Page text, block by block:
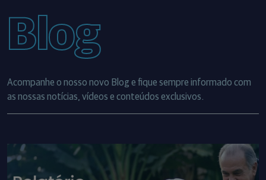
Blog
Acompanhe o nosso novo Blog e fique sempre informado com
as nossas notícias, vídeos e conteúdos exclusivos.